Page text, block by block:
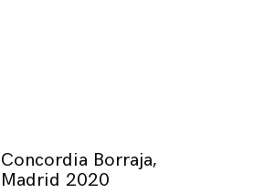
Concordia Borraja,
Madrid 2020